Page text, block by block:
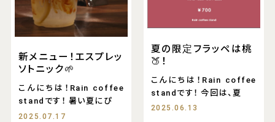
新メニュー！エスプレッ
ソトニック🌱
こんにちは！Rain coffee
standです！ 暑い夏にぴ
2025.07.17
夏の限定フラッペは桃
🍑！
こんにちは！Rain coffee
standです！ 今回は、夏
2025.06.13